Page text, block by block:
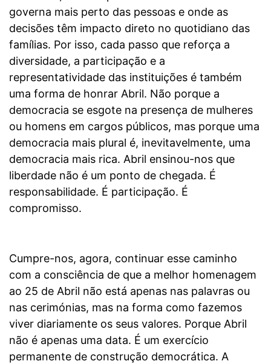
governa mais perto das pessoas e onde as
decisões têm impacto direto no quotidiano das
famílias. Por isso, cada passo que reforça a
diversidade, a participação e a
representatividade das instituições é também
uma forma de honrar Abril. Não porque a
democracia se esgote na presença de mulheres
ou homens em cargos públicos, mas porque uma
democracia mais plural é, inevitavelmente, uma
democracia mais rica. Abril ensinou-nos que
liberdade não é um ponto de chegada. É
responsabilidade. É participação. É
compromisso.
Cumpre-nos, agora, continuar esse caminho
com a consciência de que a melhor homenagem
ao 25 de Abril não está apenas nas palavras ou
nas cerimónias, mas na forma como fazemos
viver diariamente os seus valores. Porque Abril
não é apenas uma data. É um exercício
permanente de construção democrática. A